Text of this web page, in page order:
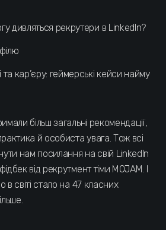
дивляться рекрутери в LinkedIn?
кар’єру: геймерські кейси найму
більш загальні рекомендації,
й особиста увага. Тож всі
нам посилання на свій LinkedIn
від рекрутмент тіми MOJAM. І
світі стало на 47 класних